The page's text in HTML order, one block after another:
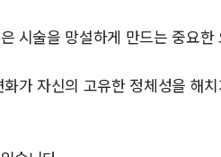
시술을 망설하게 만드는 중요
가 자신의 고유한 정체성을 해